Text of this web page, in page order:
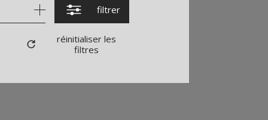
filtrer
réinitialiser les
filtres